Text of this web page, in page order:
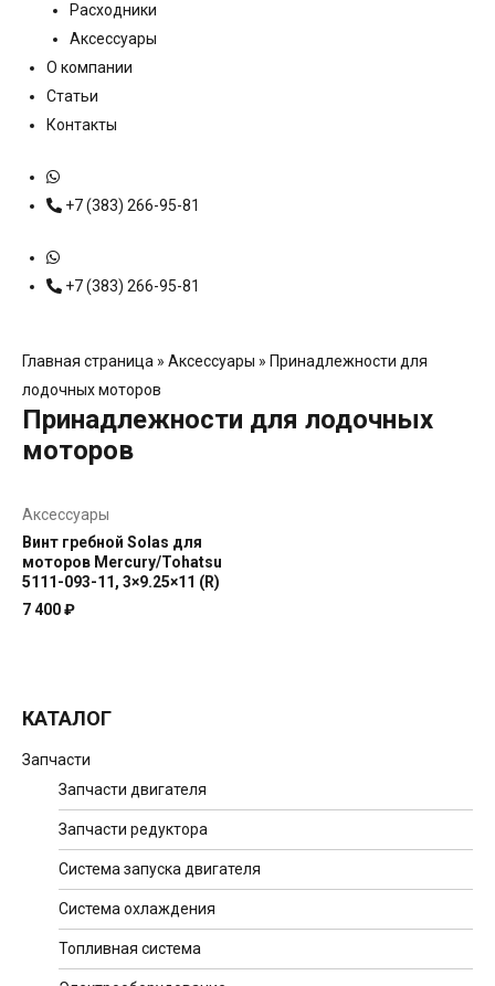
Расходники
Аксессуары
О компании
Статьи
Контакты
+7 (383) 266-95-81
+7 (383) 266-95-81
КАТАЛОГ
Запчасти
Запчасти двигателя
Запчасти редуктора
Система запуска двигателя
Система охлаждения
Топливная система
Главная страница » Аксессуары » Принадлежности для
лодочных моторов
Принадлежности для лодочных
моторов
Аксессуары
Винт гребной Solas для
моторов Mercury/Tohatsu
5111-093-11, 3×9.25×11 (R)
7 400₽